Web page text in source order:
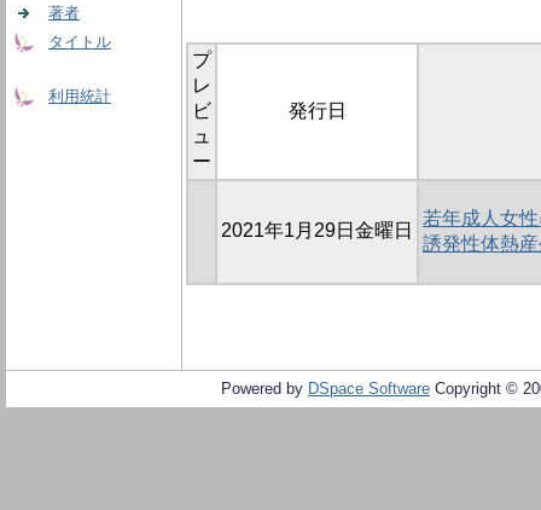
著者
タイトル
利用統計
プ
レ
ビ
ュ
ー
発行日
2021年1月29日金曜日
若年成人女
誘発性体熱
Powered by DSpace Software Copyright ©